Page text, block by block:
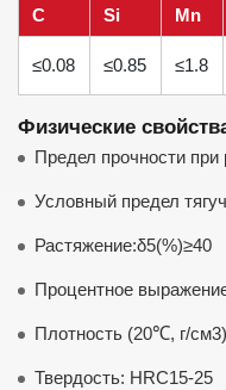
C Si Mn
≤0.08 ≤0.85 ≤1.8
Физические
Предел прочности
Условный предел
Растяжение:δ5(%)≥40
Процентное
Плотность (20℃, г/
Твердость: HRC15-25